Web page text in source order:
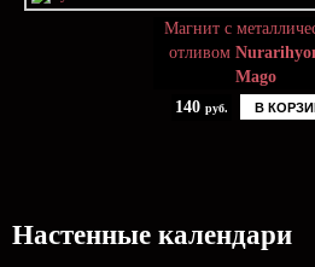
Магнит с
отливом
Mago
140 руб. В
Настенные календари